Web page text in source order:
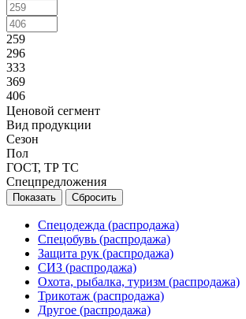
259
296
333
369
406
Ценовой сегмент
Вид продукции
Сезон
Пол
ГОСТ, ТР ТС
Спецпредложения
Сбросить
Спецодежда (распродажа)
Спецобувь (распродажа)
Защита рук (распродажа)
СИЗ (распродажа)
Охота, рыбалка, туризм (распродажа)
Трикотаж (распродажа)
Другое (распродажа)